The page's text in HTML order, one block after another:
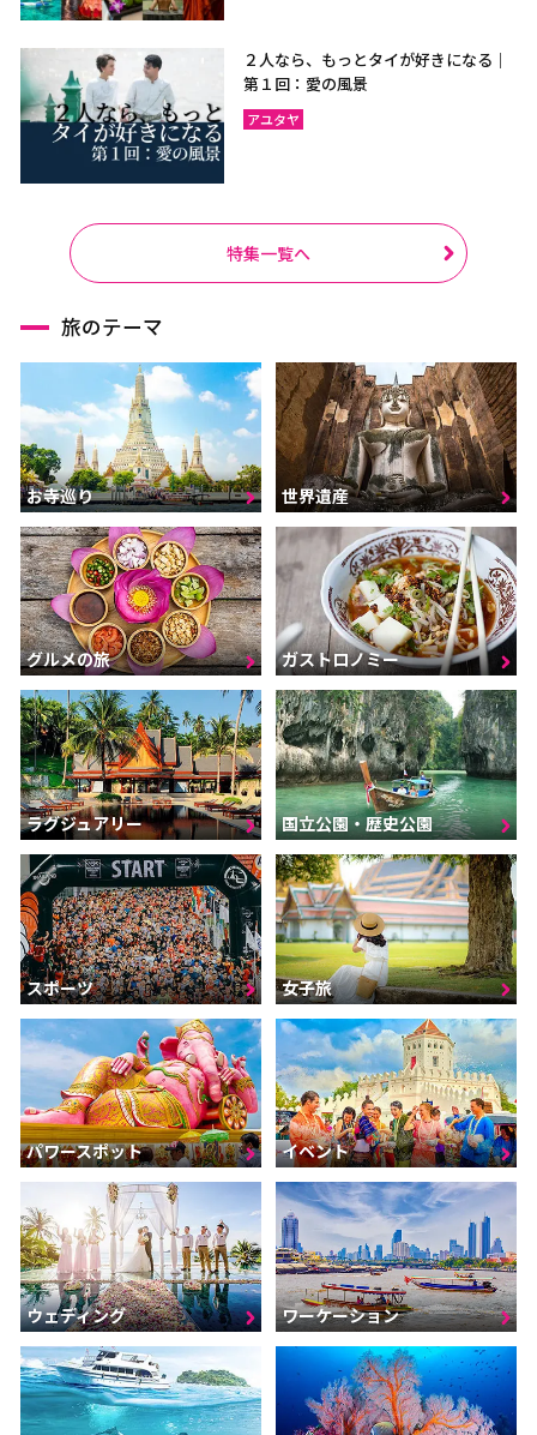
２人なら、もっとタイが好きになる｜
第１回：愛の風景
アユタヤ
特集一覧へ
旅のテーマ
お寺巡り 世界遺産
グルメの旅 ガストロノミー
ラグジュアリー 国立公園・歴史公園
スポーツ 女子旅
パワースポット イベント
ウェディング ワーケーション